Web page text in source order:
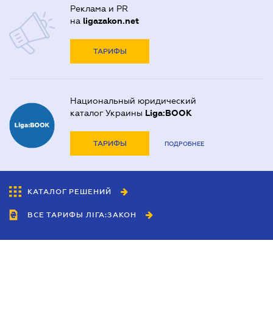
Реклама и PR
на ligazakon.net
ТАРИФЫ
Национальный юридический
каталог Украины Liga:BOOK
ТАРИФЫ ПОДРОБНЕЕ
КАТАЛОГ РЕШЕНИЙ
ВСЕ ТАРИФЫ ЛІГА:ЗАКОН